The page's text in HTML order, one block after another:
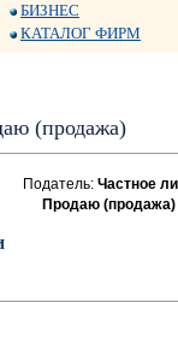
БИЗНЕС
КАТАЛОГ ФИРМ
(продажа)
Податель: Частное
Продаю (продажа)